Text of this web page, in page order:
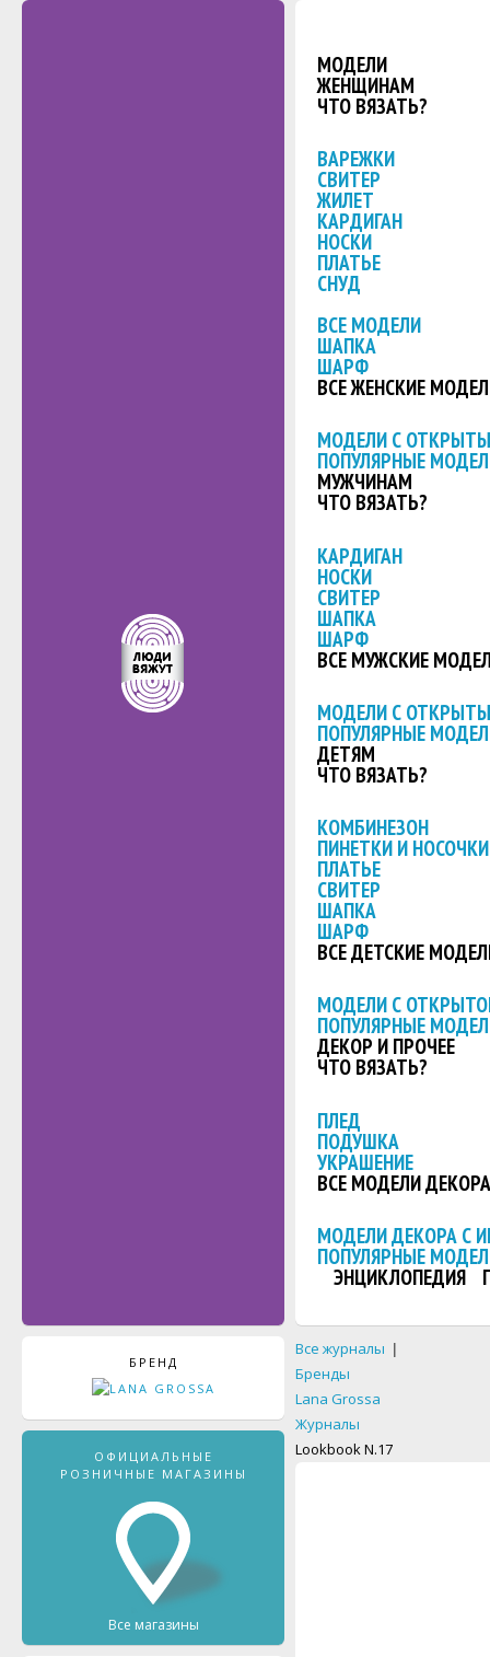
МОДЕЛИ
ЖЕНЩИНАМ
ЧТО ВЯЗАТЬ?
ВАРЕЖКИ
СВИТЕР
ЖИЛЕТ
КАРДИГАН
НОСКИ
ПЛАТЬЕ
СНУД
ВСЕ МОДЕЛИ
ШАПКА
ШАРФ
ВСЕ ЖЕНСКИЕ
МОДЕЛИ С
ПОПУЛЯРНЫЕ
МУЖЧИНАМ
ЧТО ВЯЗАТЬ?
КАРДИГАН
НОСКИ
СВИТЕР
ШАПКА
ШАРФ
ВСЕ МУЖСКИЕ
МОДЕЛИ С
ПОПУЛЯРНЫЕ
ДЕТЯМ
ЧТО ВЯЗАТЬ?
КОМБИНЕЗОН
ПИНЕТКИ И НОСОЧКИ
ПЛАТЬЕ
СВИТЕР
ШАПКА
ШАРФ
ВСЕ ДЕТСКИЕ
МОДЕЛИ С
ПОПУЛЯРНЫЕ
ДЕКОР И ПРОЧЕЕ
ЧТО ВЯЗАТЬ?
ПЛЕД
ПОДУШКА
УКРАШЕНИЕ
ВСЕ МОДЕЛИ ДЕКОРА
МОДЕЛИ ДЕКОРА С
ПОПУЛЯРНЫЕ
ЭНЦИКЛОПЕДИЯ
БРЕНД
ОФИЦИАЛЬНЫЕ
РОЗНИЧНЫЕ МАГАЗИНЫ
Все магазины
Все журналы |
Бренды
Lana Grossa
Журналы
Lookbook N.17